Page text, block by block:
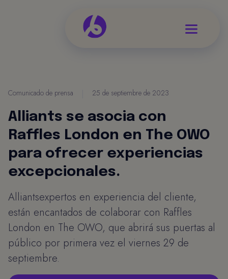
Comunicado de prensa 25 de septiembre de 2023
Alliants se asocia con
Raffles London en The OWO
para ofrecer experiencias
excepcionales.
Alliantsexpertos en experiencia del cliente,
están encantados de colaborar con Raffles
London en The OWO, que abrirá sus puertas al
público por primera vez el viernes 29 de
septiembre.